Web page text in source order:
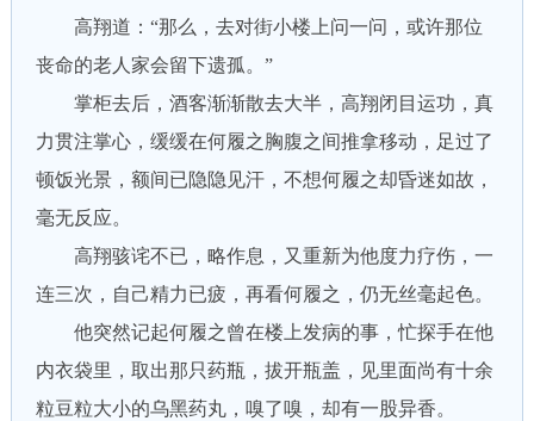
高翔道：“那么，去对街小楼上问一问，或许那位
丧命的老人家会留下遗孤。”
掌柜去后，酒客渐渐散去大半，高翔闭目运功，真
力贯注掌心，缓缓在何履之胸腹之间推拿移动，足过了
顿饭光景，额间已隐隐见汗，不想何履之却昏迷如故，
毫无反应。
高翔骇诧不已，略作息，又重新为他度力疗伤，一
连三次，自己精力已疲，再看何履之，仍无丝毫起色。
他突然记起何履之曾在楼上发病的事，忙探手在他
内衣袋里，取出那只药瓶，拔开瓶盖，见里面尚有十余
粒豆粒大小的乌黑药丸，嗅了嗅，却有一股异香。